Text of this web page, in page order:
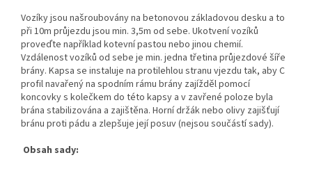
Vozíky jsou našroubovány na betonovou základovou desku a to
při 10m průjezdu jsou min. 3,5m od sebe. Ukotvení vozíků
proveďte například kotevní pastou nebo jinou chemií.
Vzdálenost vozíků od sebe je min. jedna třetina průjezdové šíře
brány. Kapsa se instaluje na protilehlou stranu vjezdu tak, aby C
profil navařený na spodním rámu brány zajížděl pomocí
koncovky s kolečkem do této kapsy a v zavřené poloze byla
brána stabilizována a zajištěna. Horní držák nebo olivy zajišťují
bránu proti pádu a zlepšuje její posuv (nejsou součástí sady).
Obsah sady: